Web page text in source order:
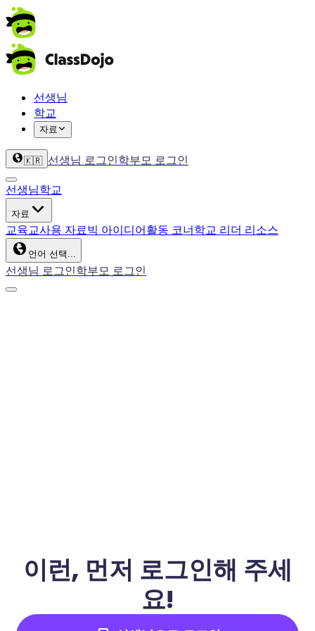
선생님
학교
자료
🇰🇷 선생님 로그인학부모 로그인
선생님학교
자료
교육교사용 자료빅 아이디어활동 코너학교 리더 리소스
언어 선택...
선생님 로그인학부모 로그인
이런, 먼저 로그인해 주세
요!